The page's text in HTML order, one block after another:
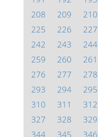
208
209 210
225
226 227
242
243 244
259
260 261
276
277 278
293
294 295
310
311 312
327
328 329
344
345 346